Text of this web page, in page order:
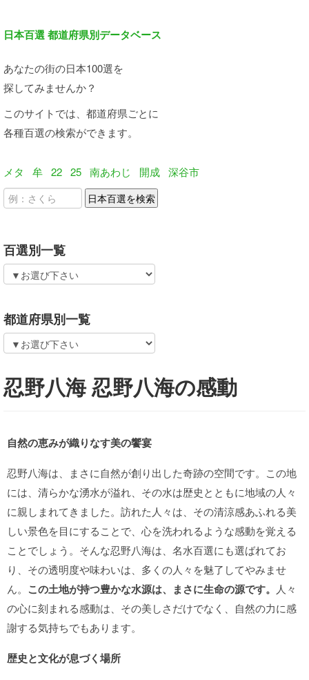
日本百選 都道府県別データベース
あなたの街の日本100選を
探してみませんか？
このサイトでは、都道府県ごとに
各種百選の検索ができます。
メタ 牟 22 25 南あわじ 開成 深谷市
百選別一覧
都道府県別一覧
忍野八海 忍野八海の感動
自然の恵みが織りなす美の饗宴
忍野八海は、まさに自然が創り出した奇跡の空間です。この地
には、清らかな湧水が溢れ、その水は歴史とともに地域の人々
に親しまれてきました。訪れた人々は、その清涼感あふれる美
しい景色を目にすることで、心を洗われるような感動を覚える
ことでしょう。そんな忍野八海は、名水百選にも選ばれてお
り、その透明度や味わいは、多くの人々を魅了してやみませ
ん。 この土地が持つ豊かな水源は、まさに生命の源です。 人々
の心に刻まれる感動は、その美しさだけでなく、自然の力に感
謝する気持ちでもあります。
歴史と文化が息づく場所